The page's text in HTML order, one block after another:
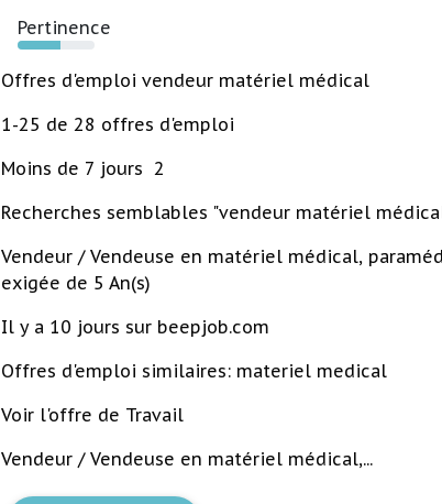
Pertinence
55%
Offres d'emploi vendeur matériel médical
1-25 de 28 offres d'emploi
Moins de 7 jours 2
Recherches semblables "vendeur matériel
Vendeur / Vendeuse en matériel médical,
exigée de 5 An(s)
Il y a 10 jours sur beepjob.com
Offres d'emploi similaires: materiel medical
Voir l'offre de Travail
Vendeur / Vendeuse en matériel médical,...